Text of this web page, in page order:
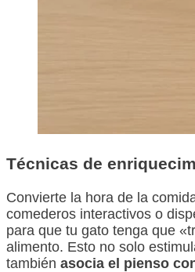
Técnicas de
Convierte la hora de la
comederos interactivos o
para que tu gato tenga que
alimento. Esto no solo
también asocia el pienso